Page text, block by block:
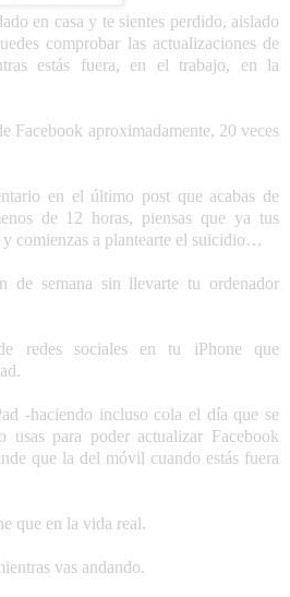
en casa y te sientes perdido, aislado
comprobar las actualizaciones de
estás fuera, en el trabajo, en la
Facebook aproximadamente, 20 veces
en el último post que acabas de
de 12 horas, piensas que ya tus
y comienzas a plantearte el suicidio…
semana sin llevarte tu ordenador
redes sociales en tu iPhone que
-haciendo incluso cola el día que se
para poder actualizar Facebook
que la del móvil cuando estás fuera
que en la vida real.
vas andando.